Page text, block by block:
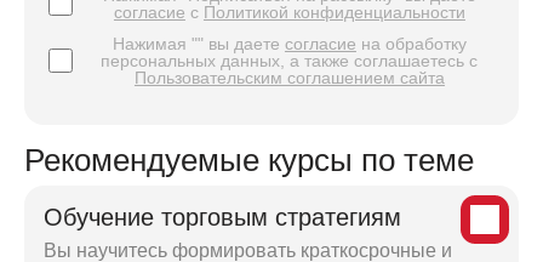
согласие с Политикой конфиденциальности
Нажимая "" вы даете согласие на обработку
персональных данных, а также соглашаетесь с
Пользовательским соглашением сайта
Рекомендуемые курсы по теме
Обучение торговым стратегиям
Вы научитесь формировать краткосрочные и